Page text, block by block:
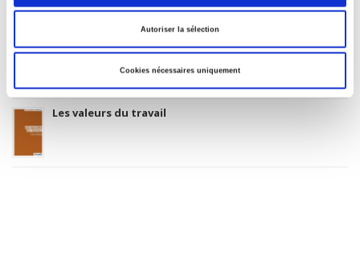
Autoriser la sélection
Cookies nécessaires uniquement
Le télétravail, un mode de vie
Les valeurs du travail